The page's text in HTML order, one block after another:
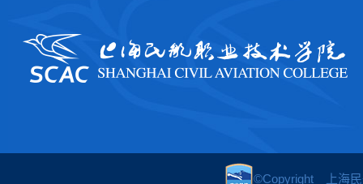
©Copyright 上海民